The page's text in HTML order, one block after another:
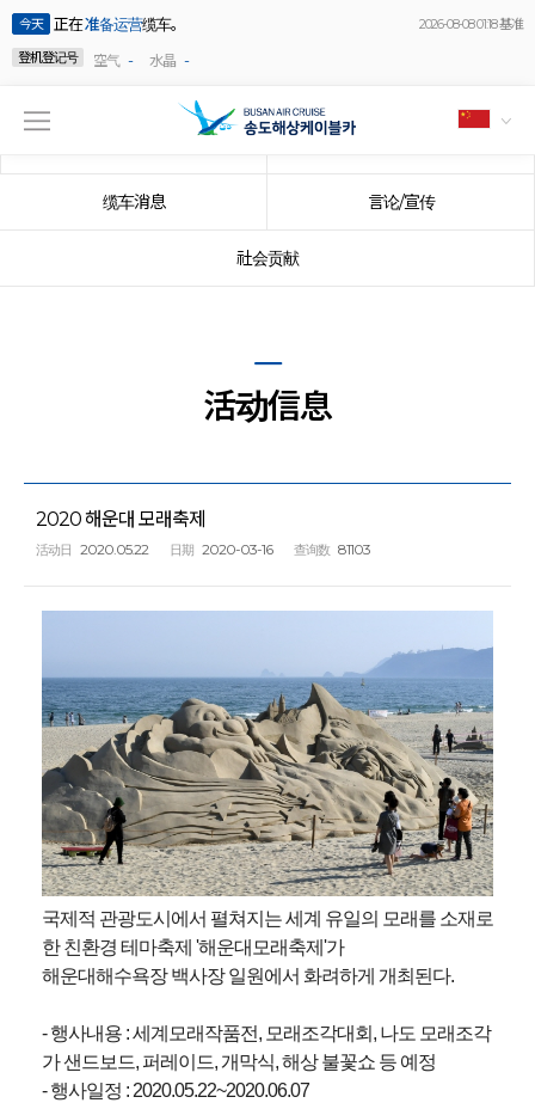
今天 正在准备运营缆车。
2026-08-08 01:18 基准
登机登记号
空气 - 水晶 -
缆车消息 言论/宣传
社会贡献
活动信息
2020 해운대 모래축제
活动日 2020.05.22 日期 2020-03-16 查询数 81103
국제적 관광도시에서 펼쳐지는 세계 유일의 모래를 소재로
한 친환경 테마축제 '해운대모래축제'가
해운대해수욕장 백사장 일원에서 화려하게 개최된다.
- 행사내용 : 세계모래작품전, 모래조각대회, 나도 모래조각
가 샌드보드, 퍼레이드, 개막식, 해상 불꽃쇼 등 예정
- 행사일정 : 2020.05.22~2020.06.07